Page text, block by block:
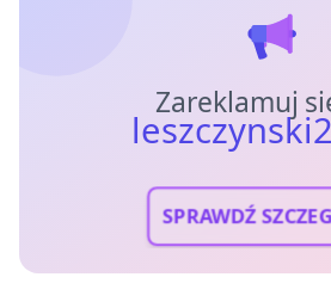
Zareklamuj
SPRAWDŹ